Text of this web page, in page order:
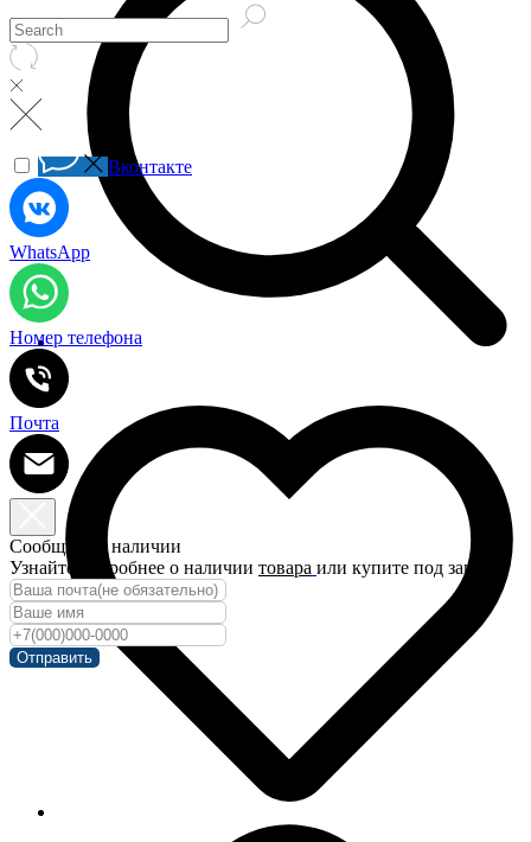
Вконтакте
WhatsApp
Номер телефона
Почта
Сообщить о наличии
Узнайте подробнее о наличии товара или купите под заказ!
Отправить